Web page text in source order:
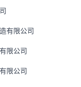
有限公司
限公司
限公司